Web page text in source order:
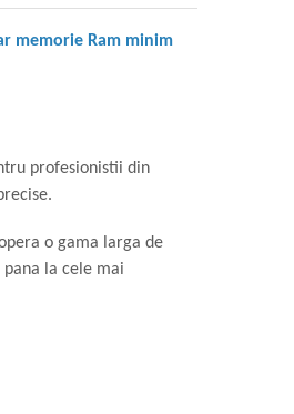
memorie Ram minim
profesionistii din
o gama larga de
la cele mai